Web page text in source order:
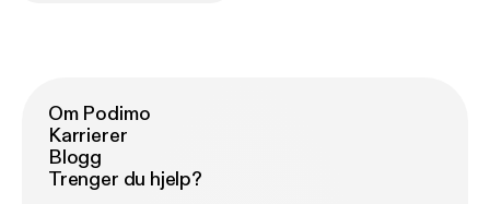
Om Podimo
Karrierer
Blogg
Trenger du hjelp?